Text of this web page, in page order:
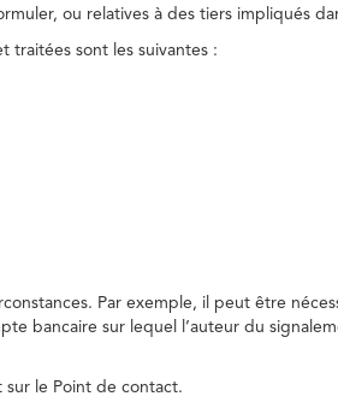
ou relatives à des tiers impliqués
traitées sont les suivantes :
Par exemple, il peut être
bancaire sur lequel l’auteur du
sur le Point de contact.